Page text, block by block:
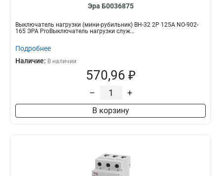
Эра Б0036875
Выключатель нагрузки (мини-рубильник) ВН-32 2P 125A NO-902-
165 ЭРА ProВыключатель нагрузки служ...
Подробнее
Наличие: В наличии
570,96 ₽
– +
В корзину